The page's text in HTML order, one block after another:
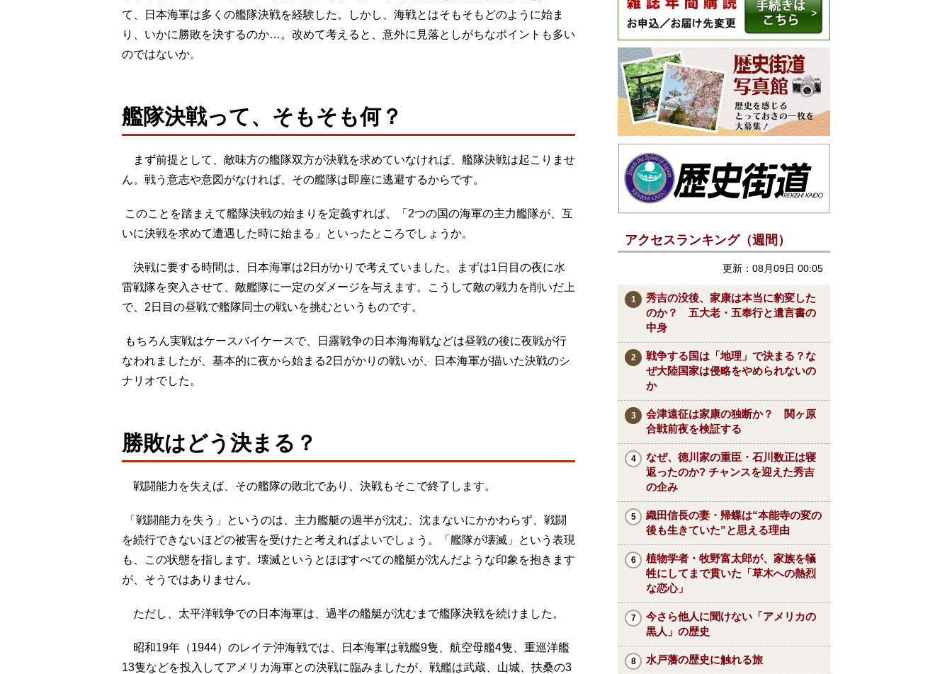
て、日本海軍は多くの艦隊決戦を経験した。しかし、海戦とはそもそもどのように始ま
り、いかに勝敗を決するのか…。改めて考えると、意外に見落としがちなポイントも多い
のではないか。
艦隊決戦って、そもそも何？
まず前提として、敵味方の艦隊双方が決戦を求めていなければ、艦隊決戦は起こりませ
ん。戦う意志や意図がなければ、その艦隊は即座に逃避するからです。
このことを踏まえて艦隊決戦の始まりを定義すれば、「2つの国の海軍の主力艦隊が、互
いに決戦を求めて遭遇した時に始まる」といったところでしょうか。
決戦に要する時間は、日本海軍は2日がかりで考えていました。まずは1日目の夜に水
雷戦隊を突入させて、敵艦隊に一定のダメージを与えます。こうして敵の戦力を削いだ上
で、2日目の昼戦で艦隊同士の戦いを挑むというものです。
もちろん実戦はケースバイケースで、日露戦争の日本海海戦などは昼戦の後に夜戦が行
なわれましたが、基本的に夜から始まる2日がかりの戦いが、日本海軍が描いた決戦のシ
ナリオでした。
勝敗はどう決まる？
戦闘能力を失えば、その艦隊の敗北であり、決戦もそこで終了します。
「戦闘能力を失う」というのは、主力艦艇の過半が沈む、沈まないにかかわらず、戦闘
を続行できないほどの被害を受けたと考えればよいでしょう。「艦隊が壊滅」という表現
も、この状態を指します。壊滅というとほぼすべての艦艇が沈んだような印象を抱きます
が、そうではありません。
ただし、太平洋戦争での日本海軍は、過半の艦艇が沈むまで艦隊決戦を続けました。
昭和19年（1944）のレイテ沖海戦では、日本海軍は戦艦9隻、航空母艦4隻、重巡洋艦
13隻などを投入してアメリカ海軍との決戦に臨みましたが、戦艦は武蔵、山城、扶桑の3
アクセスランキング（週間）
更新：08月09日 00:05
秀吉の没後、家康は本当に豹変した
のか？ 五大老・五奉行と遺言書の
中身
戦争する国は「地理」で決まる？な
ぜ大陸国家は侵略をやめられないの
か
会津遠征は家康の独断か？ 関ヶ原
合戦前夜を検証する
なぜ、徳川家の重臣・石川数正は寝
返ったのか? チャンスを迎えた秀吉
の企み
織田信長の妻・帰蝶は“本能寺の変の
後も生きていた”と思える理由
植物学者・牧野富太郎が、家族を犠
牲にしてまで貫いた「草木への熱烈
な恋心」
今さら他人に聞けない「アメリカの
黒人」の歴史
水戸藩の歴史に触れる旅